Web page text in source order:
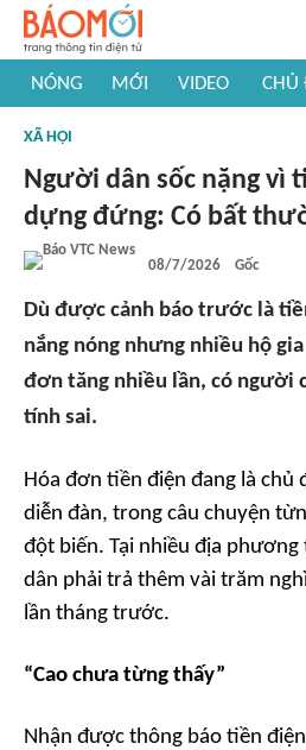
NÓNG MỚI VIDEO CHỦ
#Khám phá thế giới
XÃ HỘI
Người dân sốc nặng vì
dựng đứng: Có bất
08/7/2026 Gốc
Dù được cảnh báo trước là
nắng nóng nhưng nhiều hộ
đơn tăng nhiều lần, có người
tính sai.
Hóa đơn tiền điện đang là chủ
diễn đàn, trong câu chuyện
đột biến. Tại nhiều địa
dân phải trả thêm vài trăm
lần tháng trước.
“Cao chưa từng thấy”
Nhận được thông báo tiền